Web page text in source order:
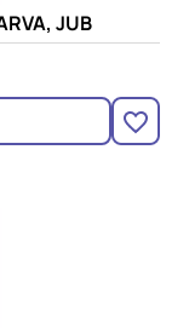
JUB